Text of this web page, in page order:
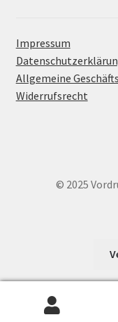
Impressum
Allgemeine
Widerrufsrecht
© 2025